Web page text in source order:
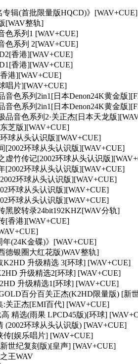
专辑(首批限量版HQCD)》[WAV+CUE]
[WAV整轨]
色系列1 [WAV+CUE]
色系列 2[WAV+CUE]
香港][WAV+CUE]
香港][WAV+CUE]
港][WAV+CUE]
唱片][WAV+CUE]
音色系列2in1[日本Denon24K黄金版
音色系列2in1[日本Denon24K黄金版
品音色系列2·关正杰[日本天龙版
芝版][WAV+CUE]
球从头认识版][WAV+CUE]
[2002环球从头认识版][WAV+CUE]
虚竹传记[2002环球从头认识版
[2002环球从头认识版][WAV+CUE]
环球从头认识版][WAV+CUE]
环球从头认识版][WAV+CUE]
环球从头认识版][WAV+CUE]
黑胶转录24bit192KHZ[WAV分轨]
[香港][WAV+CUE]
(24K金碟)》[WAV+CUE]
德银圈大红花版)WAV整轨]
K2HD 升级精选 3[环球] [WAV+CUE]
升级精选2[环球] [WAV+CUE]
升级精选1[环球] [WAV+CUE]
百分百关正杰(K2HD限量版) [新
:关正杰[EMI百代] [WAV+CUE]
精选(雨果 LPCD45版)[环球]
(2002环球从头认识版) [WAV+CUE]
传[娱乐唱片] [WAV+CUE]
世纪复刻版)[皇声] [WAV+CUE]
王WAV